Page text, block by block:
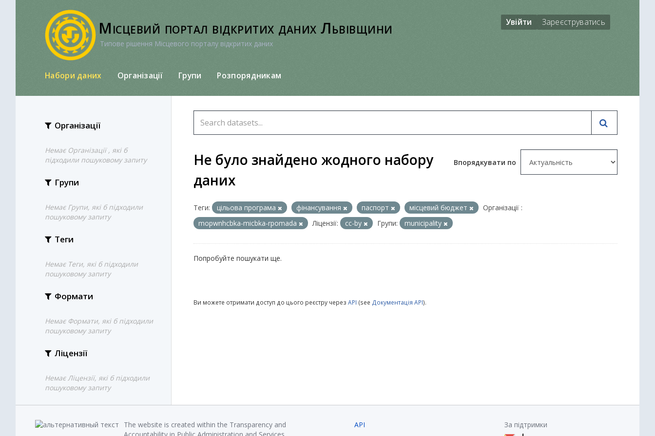
Місцевий портал відкритих даних Львівщини
Типове рішення Місцевого порталу відкритих даних
Увійти Зареєструватись
Набори даних Організації Групи Розпорядникам
Організації
Немає Організації , які б
підходили пошуковому запиту
Групи
Немає Групи, які б підходили
пошуковому запиту
Теги
Немає Теги, які б підходили
пошуковому запиту
Формати
Немає Формати, які б підходили
пошуковому запиту
Ліцензії
Немає Ліцензії, які б підходили
пошуковому запиту
Впорядкувати по
Не було знайдено жодного набору
даних
Теги: цільова програма фінансування паспорт місцевий бюджет
Організації :
mopwnhcbka-micbka-rpomada
Ліцензії: cc-by Групи: municipality
Попробуйте пошукати ще.
Ви можете отримати доступ до цього реєстру через API (see Документація API).
The website is created within the Transparency and
API
За підтримки